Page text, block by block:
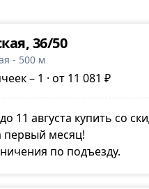
36/50
- 500 м
– 1 · от 11 081 ₽
11 августа купить со
первый месяц!
по подъезду.